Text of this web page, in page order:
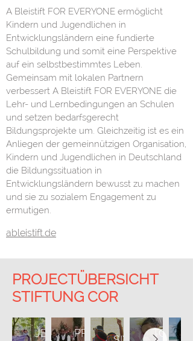
​A Bleistift FOR EVERYONE ermöglicht
Kindern und Jugendlichen in
Entwicklungsländern eine fundierte
Schulbildung und somit eine Perspektive
auf ein selbstbestimmtes Leben.
Gemeinsam mit lokalen Partnern
verbessert A Bleistift FOR EVERYONE die
Lehr- und Lernbedingungen an Schulen
und setzen bedarfsgerecht
Bildungsprojekte um. Gleichzeitig ist es ein
Anliegen der gemeinnützigen Organisation,
Kindern und Jugendlichen in Deutschland
die Bildungssituation in
Entwicklungsländern bewusst zu machen
und sie zu sozialem Engagement zu
ermutigen.
ableistift.de
PROJECTÜBERSICHT
STIFTUNG COR
JESUS PROJECT-
TODO